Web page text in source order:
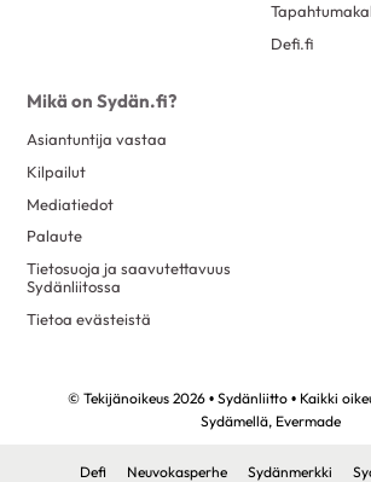
Defi.fi
Mikä on Sydän.fi?
Asiantuntija vastaa
Kilpailut
Mediatiedot
Palaute
Tietosuoja ja saavutettavuus
Sydänliitossa
Tietoa evästeistä
© Tekijänoikeus 2026 • Sydänliitto • Kaikki
Sydämellä, Evermade
Defi Neuvokasperhe Sydänmerkki